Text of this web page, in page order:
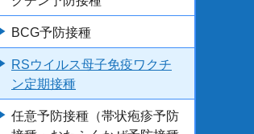
BCG予防接種
RSウイルス母子免疫ワクチ
ン定期接種
任意予防接種（帯状疱疹予防